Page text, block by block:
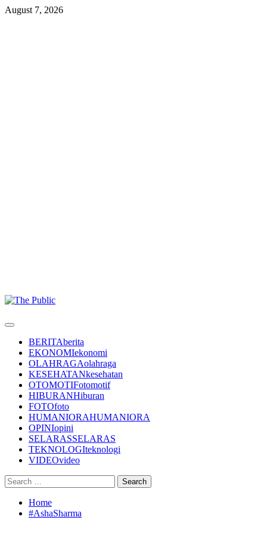
Skip
August 7, 2026
Primary
BERITAberita
EKONOMIekonomi
OLAHRAGAolahraga
KESEHATANkesehatan
OTOMOTIFotomotif
HIBURANHiburan
FOTOfoto
HUMANIORAHUMANIORA
OPINIopini
SELARASSELARAS
TEKNOLOGIteknologi
VIDEOvideo
Search
for:
Home
#AshaSharma